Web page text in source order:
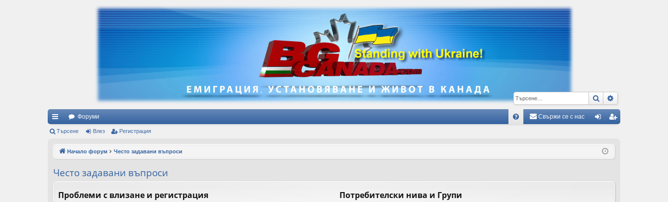
Търсене
Б
ъ
вр
Форуми Свържи се с нас
ис
Търсене Влез Регистрация
Начало форум Често задавани въпроси
Често задавани въпроси
Проблеми с влизане и регистрация Потребителски нива и Групи